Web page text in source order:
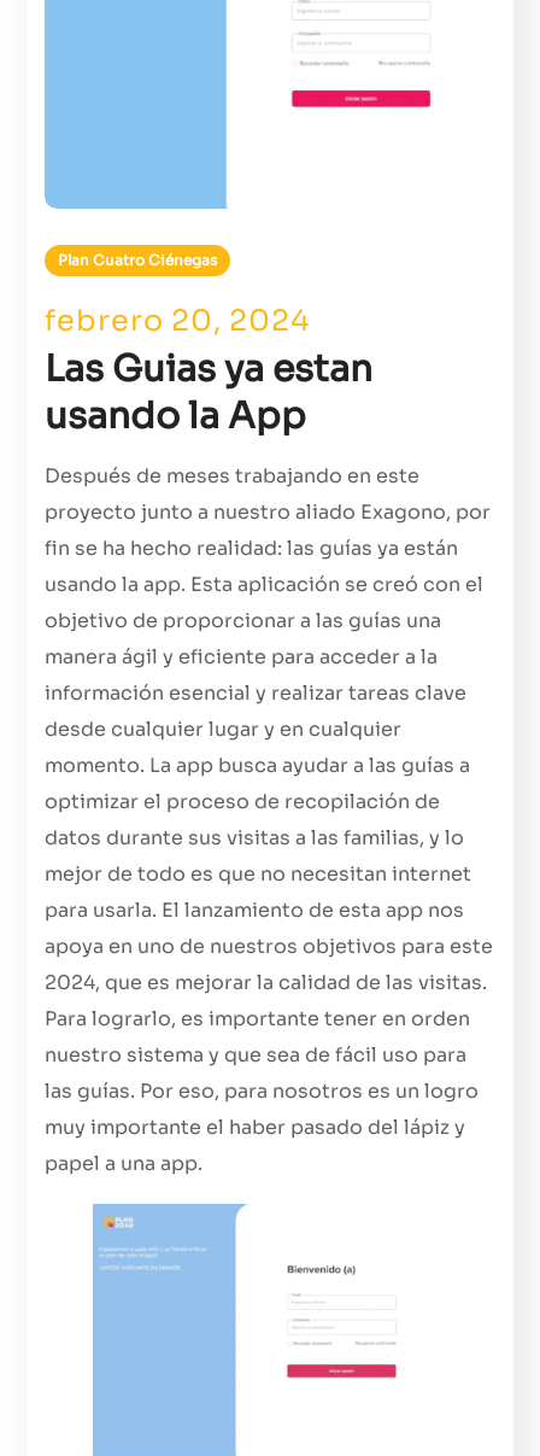
Plan Cuatro Ciénegas
febrero 20, 2024
Las Guias ya estan
usando la App
Después de meses trabajando en este
proyecto junto a nuestro aliado Exagono, por
fin se ha hecho realidad: las guías ya están
usando la app. Esta aplicación se creó con el
objetivo de proporcionar a las guías una
manera ágil y eficiente para acceder a la
información esencial y realizar tareas clave
desde cualquier lugar y en cualquier
momento. La app busca ayudar a las guías a
optimizar el proceso de recopilación de
datos durante sus visitas a las familias, y lo
mejor de todo es que no necesitan internet
para usarla. El lanzamiento de esta app nos
apoya en uno de nuestros objetivos para este
2024, que es mejorar la calidad de las visitas.
Para lograrlo, es importante tener en orden
nuestro sistema y que sea de fácil uso para
las guías. Por eso, para nosotros es un logro
muy importante el haber pasado del lápiz y
papel a una app.